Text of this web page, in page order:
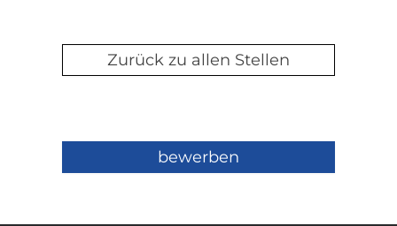
Zurück zu allen Stellen
bewerben